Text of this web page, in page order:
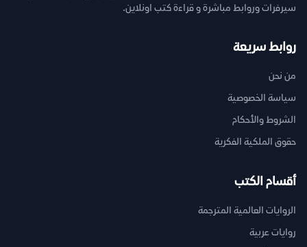
سيرفرات وروابط مباشرة و قراءة كتب اونلاين.
روابط سريعة
من نحن
سياسة الخصوصية
الشروط والأحكام
حقوق الملكية الفكرية
أقسام الكتب
الروايات العالمية المترجمة
روايات عربية